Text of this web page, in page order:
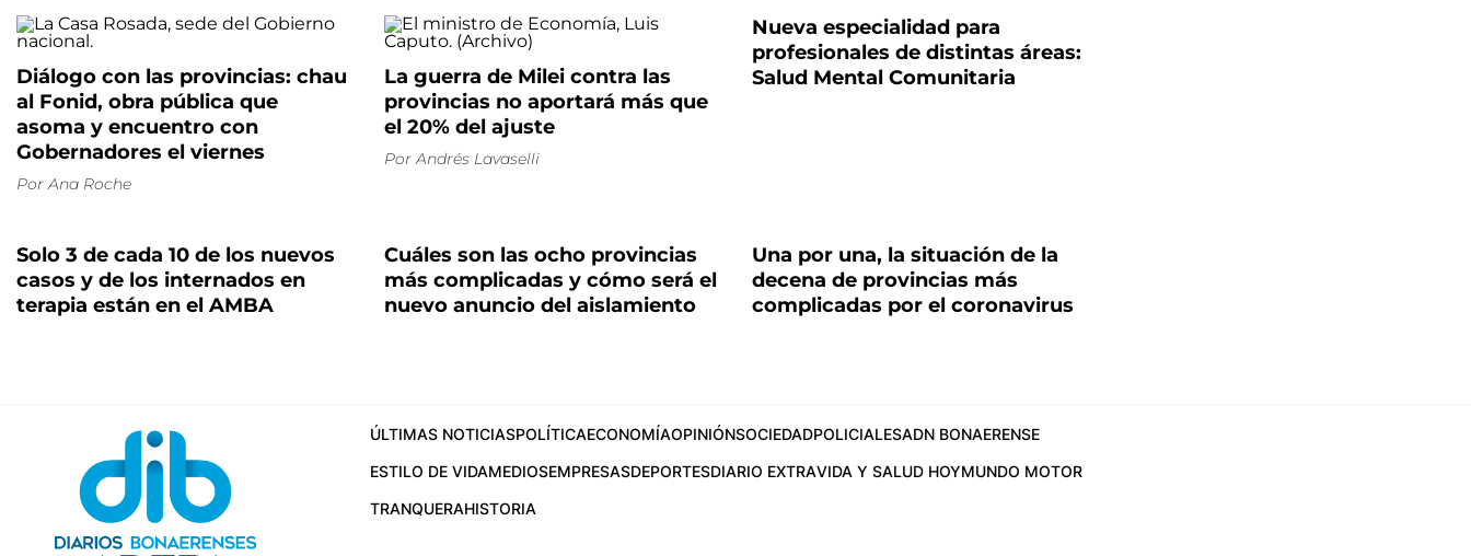
Diálogo con las provincias: chau
al Fonid, obra pública que
asoma y encuentro con
Gobernadores el viernes
Por Ana Roche
La guerra de Milei contra las
provincias no aportará más que
el 20% del ajuste
Por Andrés Lavaselli
Nueva especialidad para
profesionales de distintas áreas:
Salud Mental Comunitaria
Solo 3 de cada 10 de los nuevos
casos y de los internados en
terapia están en el AMBA
Cuáles son las ocho provincias
más complicadas y cómo será el
nuevo anuncio del aislamiento
Una por una, la situación de la
decena de provincias más
complicadas por el coronavirus
ÚLTIMAS NOTICIASPOLÍTICAECONOMÍAOPINIÓNSOCIEDADPOLICIALESADN BONAERENSE
ESTILO DE VIDAMEDIOSEMPRESASDEPORTESDIARIO EXTRAVIDA Y SALUD HOYMUNDO MOTOR
TRANQUERAHISTORIA